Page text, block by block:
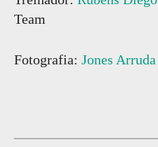
Team
Fotografia: Jones Arruda